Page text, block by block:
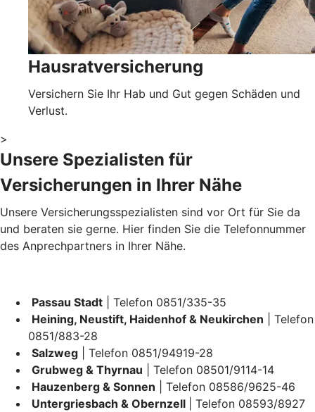
Hausratversicherung
Versichern Sie Ihr Hab und Gut gegen Schäden und
Verlust.
>
Unsere Spezialisten für
Versicherungen in Ihrer Nähe
Unsere Versicherungsspezialisten sind vor Ort für Sie da
und beraten sie gerne. Hier finden Sie die Telefonnummer
des Anprechpartners in Ihrer Nähe.
Passau Stadt | Telefon 0851/335-35
Heining, Neustift, Haidenhof & Neukirchen | Telefon
0851/883-28
Salzweg | Telefon 0851/94919-28
Grubweg & Thyrnau | Telefon 08501/9114-14
Hauzenberg & Sonnen | Telefon 08586/9625-46
Untergriesbach & Obernzell
| Telefon 08593/8927